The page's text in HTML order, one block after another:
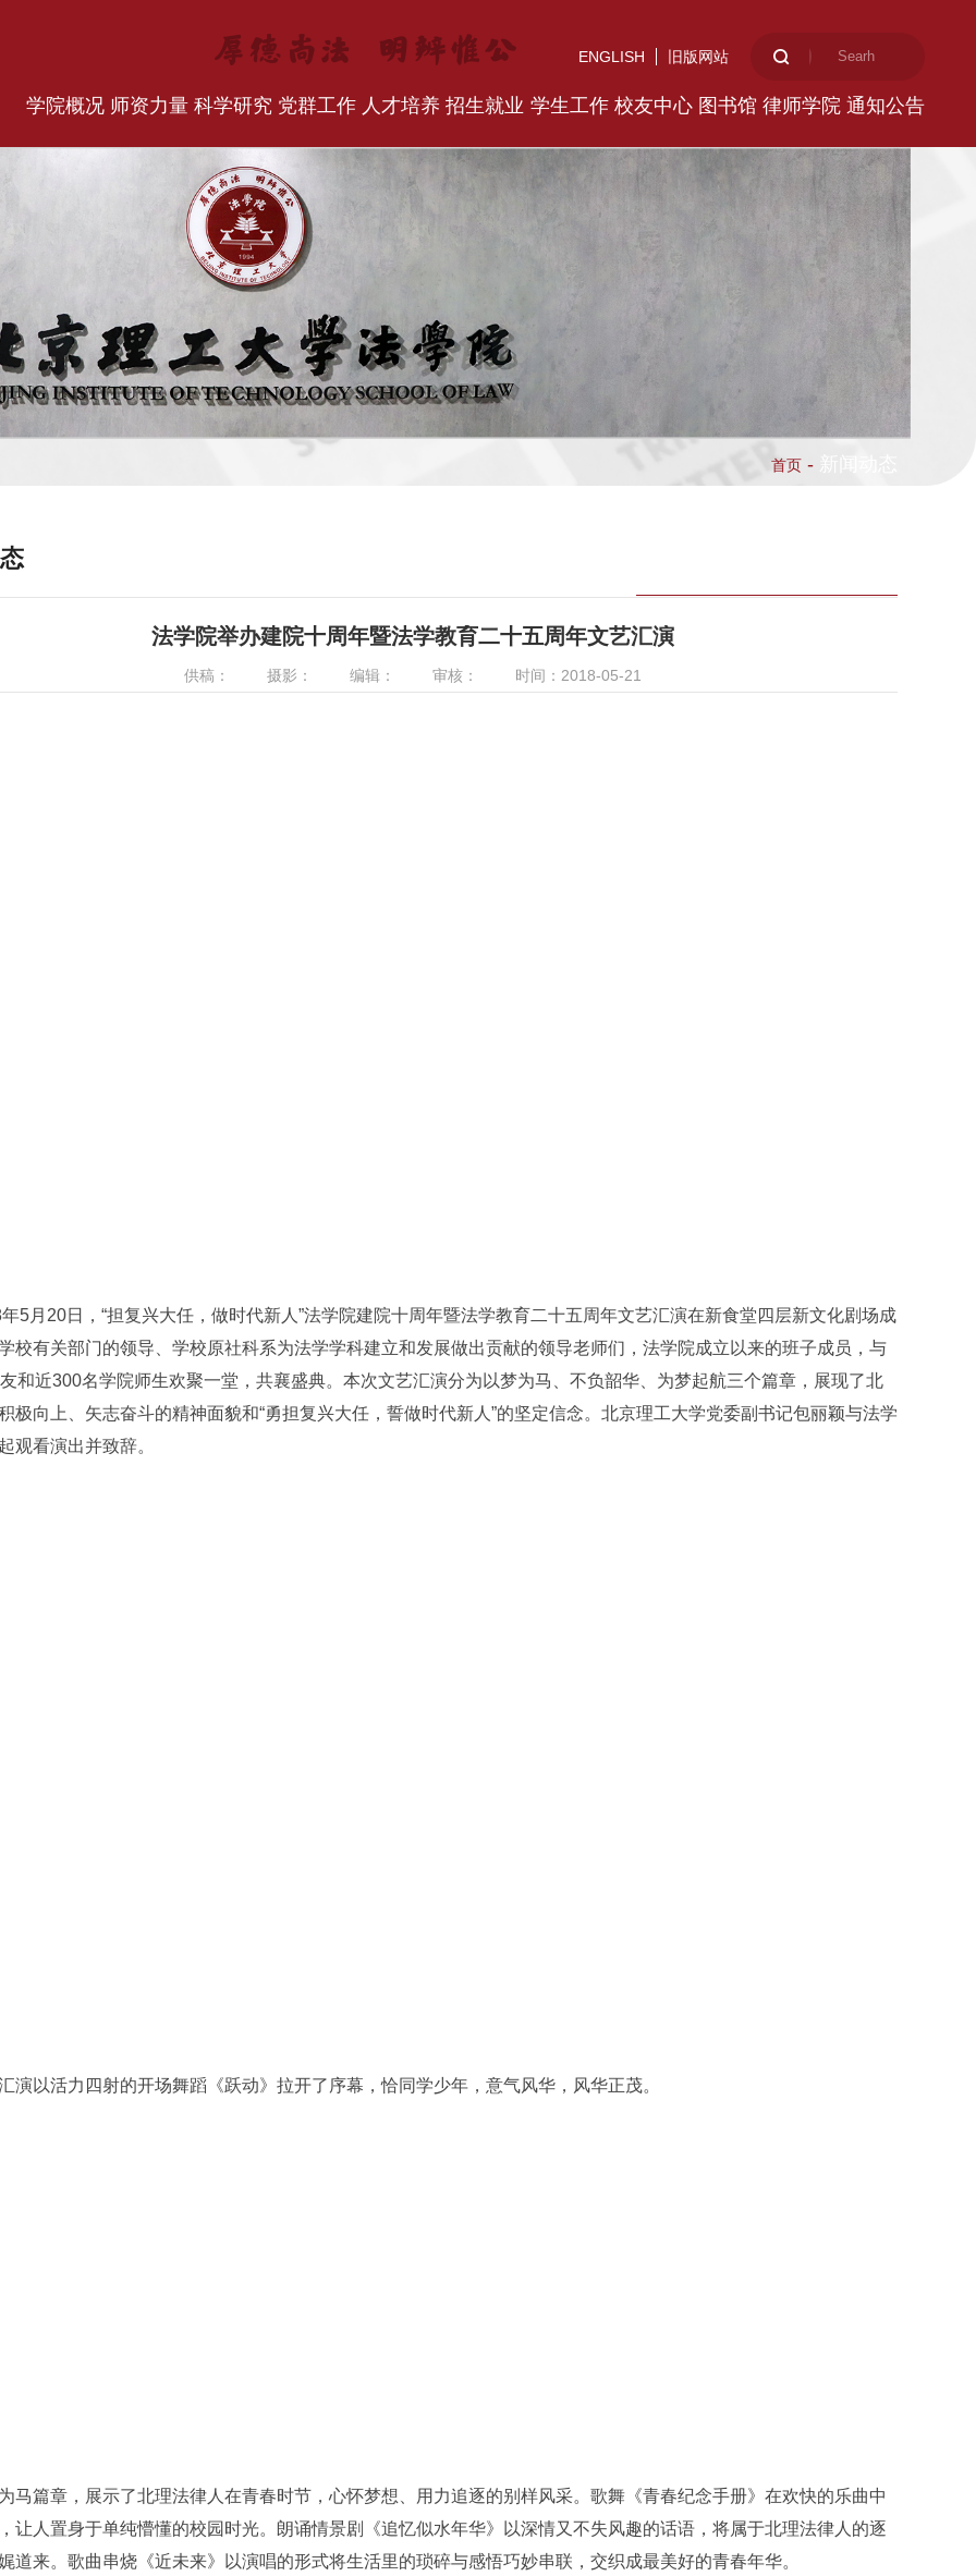
ENGLISH 旧版网站
学院概况 师资力量 科学研究 党群工作 人才培养 招生就业 学生工作 校友中心 图书馆 律师学院 通知公告
首页 -
法学院举办建院十周年暨法学教育二十五周年文艺汇演
供稿： 摄影： 编辑： 审核： 时间：2018-05-21
20日，“担复兴大任，做时代新人”法学院建院十周年暨法学教育二十五周年文艺汇演在新食堂四层新文化剧场成
校有关部门的领导、学校原社科系为法学学科建立和发展做出贡献的领导老师们，法学院成立以来的班子成员，与
和近300名学院师生欢聚一堂，共襄盛典。本次文艺汇演分为以梦为马、不负韶华、为梦起航三个篇章，展现了北
极向上、矢志奋斗的精神面貌和“勇担复兴大任，誓做时代新人”的坚定信念。 北京理工大学党委副书记包丽颖与法学
观看演出并致辞。
活力四射的开场舞蹈《跃动》拉开了序幕，恰同学少年，意气风华，风华正茂。
章，展示了北理法律人在青春时节，心怀梦想、用力追逐的别样风采。歌舞《青春纪念手册》在欢快的乐曲中
让人置身于单纯懵懂的校园时光。朗诵情景剧《追忆似水年华》以深情又不失风趣的话语，将属于北理法律人的逐
道来。歌曲串烧《近未来》以演唱的形式将生活里的琐碎与感悟巧妙串联，交织成最美好的青春年华。